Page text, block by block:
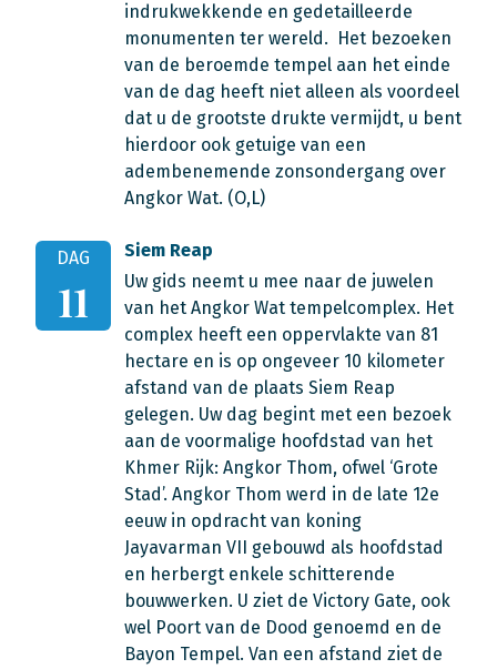
indrukwekkende en gedetailleerde
monumenten ter wereld. Het bezoeken
van de beroemde tempel aan het einde
van de dag heeft niet alleen als voordeel
dat u de grootste drukte vermijdt, u bent
hierdoor ook getuige van een
adembenemende zonsondergang over
Angkor Wat. (O,L)
DAG
11
Siem Reap
Uw gids neemt u mee naar de juwelen
van het Angkor Wat tempelcomplex. Het
complex heeft een oppervlakte van 81
hectare en is op ongeveer 10 kilometer
afstand van de plaats Siem Reap
gelegen. Uw dag begint met een bezoek
aan de voormalige hoofdstad van het
Khmer Rijk: Angkor Thom, ofwel ‘Grote
Stad’. Angkor Thom werd in de late 12e
eeuw in opdracht van koning
Jayavarman VII gebouwd als hoofdstad
en herbergt enkele schitterende
bouwwerken. U ziet de Victory Gate, ook
wel Poort van de Dood genoemd en de
Bayon Tempel. Van een afstand ziet de